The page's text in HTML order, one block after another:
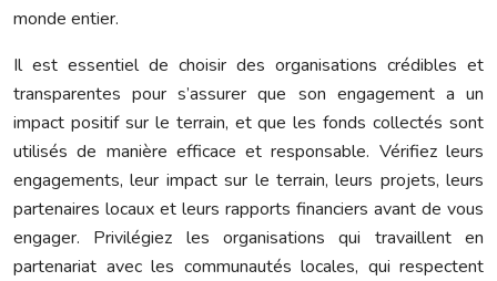
monde entier.
Il est essentiel de choisir des organisations crédibles et
transparentes pour s’assurer que son engagement a un
impact positif sur le terrain, et que les fonds collectés sont
utilisés de manière efficace et responsable. Vérifiez leurs
engagements, leur impact sur le terrain, leurs projets, leurs
partenaires locaux et leurs rapports financiers avant de vous
engager. Privilégiez les organisations qui travaillent en
partenariat avec les communautés locales, qui respectent